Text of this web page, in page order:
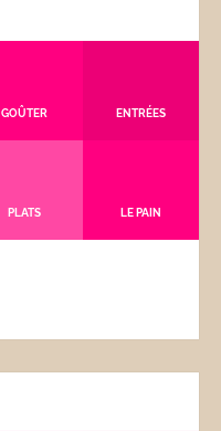
GOÛTER ENTRÉES
PLATS LE PAIN